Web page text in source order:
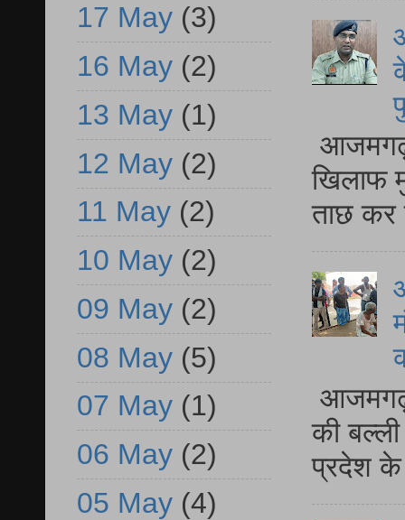
आजमगढ़
खिलाफ
ताछ कर
आजमगढ़
की
प्रदेश
17 May (3)
16 May (2)
13 May (1)
12 May (2)
11 May (2)
10 May (2)
09 May (2)
08 May (5)
07 May (1)
06 May (2)
05 May (4)